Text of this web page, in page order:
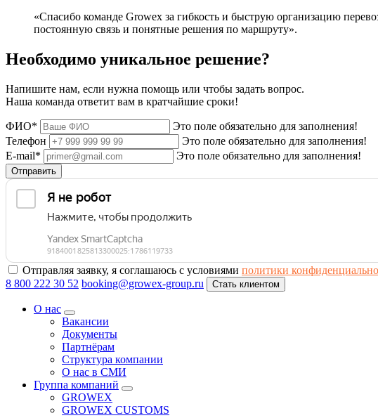
«Спасибо команде Growex за гибкость и быструю организацию
постоянную связь и понятные решения по маршруту».
Необходимо уникальное решение?
Напишите нам, если нужна помощь или чтобы задать вопрос.
Наша команда ответит вам в кратчайшие сроки!
ФИО*
Это поле обязательно для заполнения!
Телефон
Это поле обязательно для заполнения!
E-mail*
Это поле обязательно для заполнения!
Отправить
Отправляя заявку, я соглашаюсь с условиями политики
8 800 222 30 52 booking@growex-group.ru Стать клиентом
О нас
Вакансии
Документы
Партнёрам
Структура компании
О нас в СМИ
Группа компаний
GROWEX
GROWEX CUSTOMS